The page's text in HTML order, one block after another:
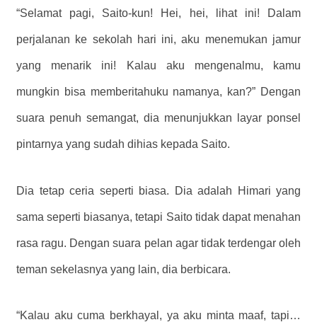
“Selamat pagi, Saito-kun! Hei, hei, lihat ini! Dalam
perjalanan ke sekolah hari ini, aku menemukan jamur
yang menarik ini! Kalau aku mengenalmu, kamu
mungkin bisa memberitahuku namanya, kan?” Dengan
suara penuh semangat, dia menunjukkan layar ponsel
pintarnya yang sudah dihias kepada Saito.
Dia tetap ceria seperti biasa. Dia adalah Himari yang
sama seperti biasanya, tetapi Saito tidak dapat menahan
rasa ragu. Dengan suara pelan agar tidak terdengar oleh
teman sekelasnya yang lain, dia berbicara.
“Kalau aku cuma berkhayal, ya aku minta maaf, tapi…